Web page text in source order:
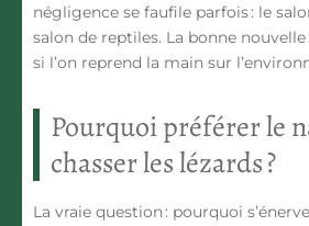
négligence se faufile parfois : le
salon de reptiles. La bonne
si l’on reprend la main sur
Pourquoi préférer le
chasser les lézards ?
La vraie question : pourquoi